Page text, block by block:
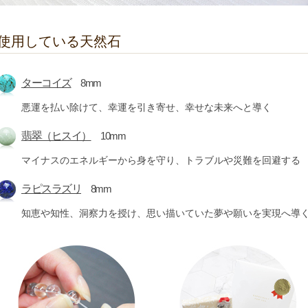
用している天然石
ターコイズ8mm
悪運を払い除けて、幸運を引き寄せ、幸せな未来へと導く
翡翠（ヒスイ） 10mm
マイナスのエネルギーから身を守り、トラブルや災難を回避する
ラピスラズリ 8mm
知恵や知性、洞察力を授け、思い描いていた夢や願いを実現へ導